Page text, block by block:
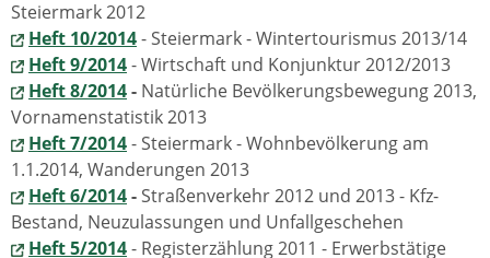
Steiermark 2012
Heft 10/2014- Steiermark - Wintertourismus 2013/14
Heft 9/2014- Wirtschaft und Konjunktur 2012/2013
Heft 8/2014- Natürliche Bevölkerungsbewegung 2013,
Vornamenstatistik 2013
Heft 7/2014- Steiermark - Wohnbevölkerung am
1.1.2014, Wanderungen 2013
Heft 6/2014-Straßenverkehr 2012 und 2013 - Kfz-
Bestand, Neuzulassungen und Unfallgeschehen
Heft 5/2014- Registerzählung 2011 - Erwerbstätige